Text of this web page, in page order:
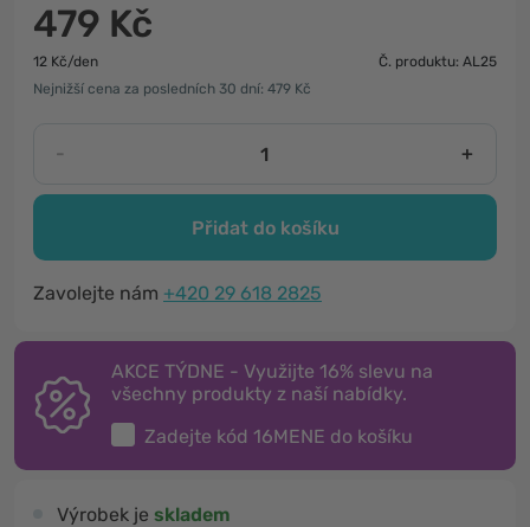
479 Kč
12 Kč/den
Č. produktu: AL25
Nejnižší cena za posledních 30 dní: 479 Kč
- +
Přidat do košíku
Zavolejte nám +420 29 618 2825
AKCE TÝDNE - Využijte 16% slevu na
všechny produkty z naší nabídky.
Zadejte kód 16MENE do košíku
Výrobek je skladem